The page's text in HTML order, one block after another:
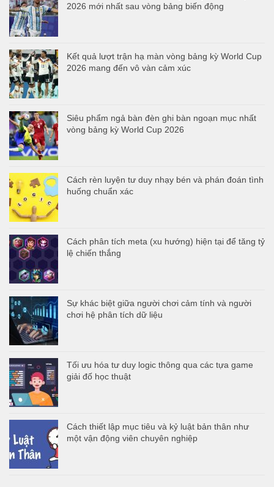
2026 mới nhất sau vòng bảng biến động
Kết quả lượt trận hạ màn vòng bảng kỳ World Cup
2026 mang đến vô vàn cảm xúc
Siêu phẩm ngả bàn đèn ghi bàn ngoạn mục nhất
vòng bảng kỳ World Cup 2026
Cách rèn luyện tư duy nhạy bén và phán đoán tình
huống chuẩn xác
Cách phân tích meta (xu hướng) hiện tại để tăng tỷ
lệ chiến thắng
Sự khác biệt giữa người chơi cảm tính và người
chơi hệ phân tích dữ liệu
Tối ưu hóa tư duy logic thông qua các tựa game
giải đố học thuật
Cách thiết lập mục tiêu và kỷ luật bản thân như
một vận động viên chuyên nghiệp